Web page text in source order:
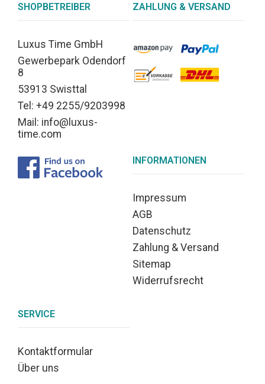
SHOPBETREIBER
Luxus Time GmbH
Gewerbepark Odendorf
8
53913 Swisttal
Tel: +49 2255/9203998
Mail: info@luxus-
time.com
ZAHLUNG & VERSAND
INFORMATIONEN
Impressum
AGB
Datenschutz
Zahlung & Versand
Sitemap
Widerrufsrecht
SERVICE
Kontaktformular
Über uns